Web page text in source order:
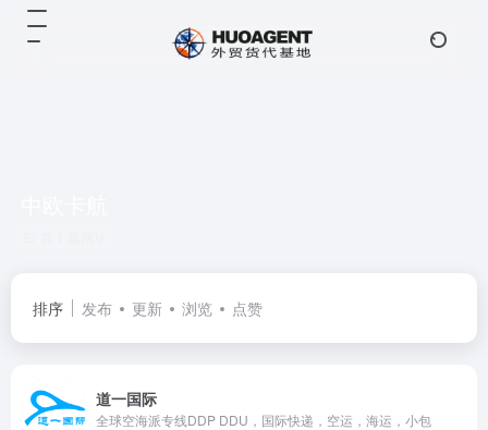
排序 发布 更新 浏览 点赞
道一国际
全球空海派专线DDP DDU，国际快递，空运，海运，小包